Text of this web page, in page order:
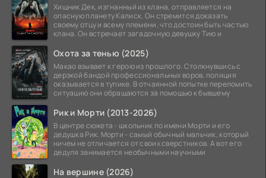
Хищник Дек, изгнанный из клана, отправляется на
опасную планету Калиск. Он стремится доказать
своему отцу и всему племени, что достоин быть частью
клана. Он встречает загадочную девушку Тию и
Охота за тенью (2025)
Макао взывает к герою из прошлого. Столкнувшись с
дерзкой бандой профессиональных воров, полиция
оказывается в тупике. В отчаянной попытке переломить
ситуацию они обращаются за помощью к бывшему
Рик и Морти (2013-2026)
В центре сюжета - школьник по имени Морти и его
дедушка Рик. Морти - самый обычный мальчик, который
ничем не отличается от своих сверстников. А вот его
дедуля занимается необычными научными
На вершине (2026)